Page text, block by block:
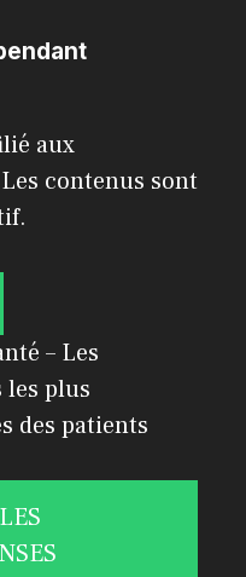
aux
contenus sont
– Les
les plus
des patients